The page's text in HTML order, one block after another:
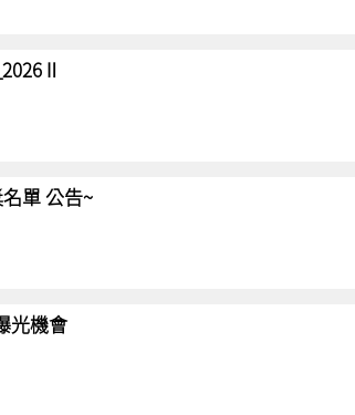
單 公告~
光機會